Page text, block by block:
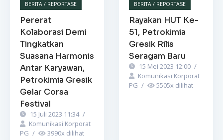
BERITA / REPORTASE
Pererat
Kolaborasi Demi
Tingkatkan
Suasana Harmonis
Antar Karyawan,
Petrokimia Gresik
Gelar Corsa
Festival
15 Juli 2023 11:34 /
Komunikasi Korporat
PG / 3990x dilihat
BERITA / REPORTASE
Rayakan HUT Ke-
51, Petrokimia
Gresik Rilis
Seragam Baru
15 Mei 2023 12:00 /
Komunikasi Korporat
PG / 5505x dilihat